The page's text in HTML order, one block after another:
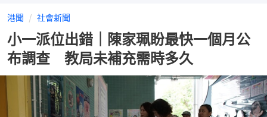
港聞 社會新聞
小一派位出錯｜陳家珮盼最快一個月公
布調查 教局未補充需時多久